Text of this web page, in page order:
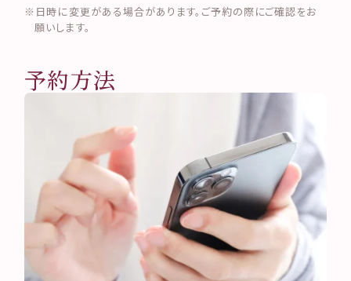
日時に変更がある場合があります。ご予約の際にご確認をお
願いします。
予約方法